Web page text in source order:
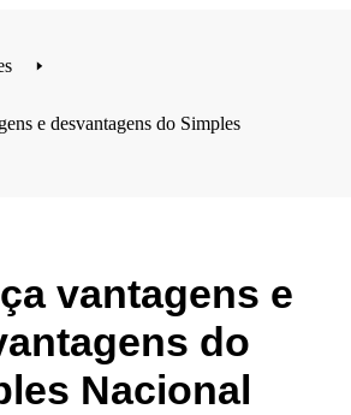
🢒
e desvantagens do Simples
vantagens e
do
Nacional